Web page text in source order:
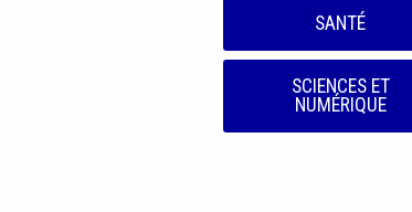
SANTÉ
SCIENCES ET
NUMÉRIQUE